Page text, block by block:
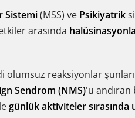
Sistemi(MSS) ve Psikiyatrik
arasında
olumsuz reaksiyonlar
Sendrom (NMS)'u
günlük aktiviteler sırasında